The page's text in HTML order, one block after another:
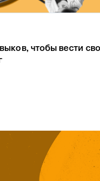
чтобы вести